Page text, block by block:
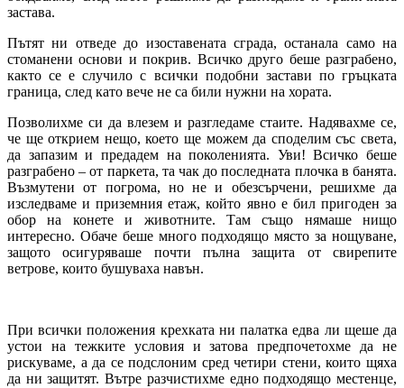
застава.
Пътят ни отведе до изоставената сграда, останала само на
стоманени основи и покрив. Всичко друго беше разграбено,
както се е случило с всички подобни застави по гръцката
граница, след като вече не са били нужни на хората.
Позволихме си да влезем и разгледаме стаите. Надявахме се,
че ще открием нещо, което ще можем да споделим със света,
да запазим и предадем на поколенията. Уви! Всичко беше
разграбено – от паркета, та чак до последната плочка в банята.
Възмутени от погрома, но не и обезсърчени, решихме да
изследваме и приземния етаж, който явно е бил пригоден за
обор на конете и животните. Там също нямаше нищо
интересно. Обаче беше много подходящо място за нощуване,
защото осигуряваше почти пълна защита от свирепите
ветрове, които бушуваха навън.
При всички положения крехката ни палатка едва ли щеше да
устои на тежките условия и затова предпочетохме да не
рискуваме, а да се подслоним сред четири стени, които щяха
да ни защитят. Вътре разчистихме едно подходящо местенце,